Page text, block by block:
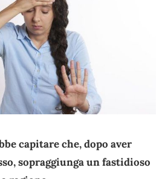
capitare che, dopo aver
sopraggiunga un fastidioso